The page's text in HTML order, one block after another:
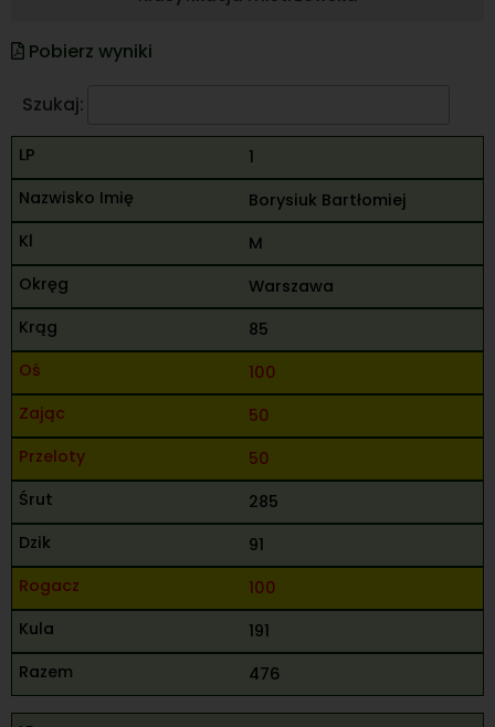
Pobierz wyniki
Szukaj:
1
Borysiuk Bartłomiej
M
Warszawa
85
100
50
50
285
91
100
191
476